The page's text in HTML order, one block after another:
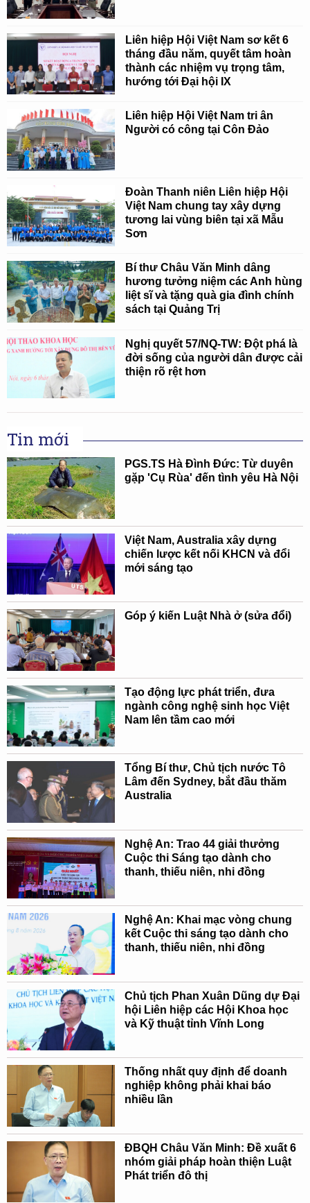
Liên hiệp Hội Việt Nam sơ kết 6
tháng đầu năm, quyết tâm hoàn
thành các nhiệm vụ trọng tâm,
hướng tới Đại hội IX
Liên hiệp Hội Việt Nam tri ân
Người có công tại Côn Đảo
Đoàn Thanh niên Liên hiệp Hội
Việt Nam chung tay xây dựng
tương lai vùng biên tại xã Mẫu
Sơn
Bí thư Châu Văn Minh dâng
hương tưởng niệm các Anh hùng
liệt sĩ và tặng quà gia đình chính
sách tại Quảng Trị
Nghị quyết 57/NQ-TW: Đột phá là
đời sống của người dân được cải
thiện rõ rệt hơn
Tin mới
PGS.TS Hà Đình Đức: Từ duyên
gặp 'Cụ Rùa' đến tình yêu Hà Nội
Việt Nam, Australia xây dựng
chiến lược kết nối KHCN và đổi
mới sáng tạo
Góp ý kiến Luật Nhà ở (sửa đổi)
Tạo động lực phát triển, đưa
ngành công nghệ sinh học Việt
Nam lên tầm cao mới
Tổng Bí thư, Chủ tịch nước Tô
Lâm đến Sydney, bắt đầu thăm
Australia
Nghệ An: Trao 44 giải thưởng
Cuộc thi Sáng tạo dành cho
thanh, thiếu niên, nhi đồng
Nghệ An: Khai mạc vòng chung
kết Cuộc thi sáng tạo dành cho
thanh, thiếu niên, nhi đồng
Chủ tịch Phan Xuân Dũng dự Đại
hội Liên hiệp các Hội Khoa học
và Kỹ thuật tỉnh Vĩnh Long
Thống nhất quy định để doanh
nghiệp không phải khai báo
nhiều lần
ĐBQH Châu Văn Minh: Đề xuất 6
nhóm giải pháp hoàn thiện Luật
Phát triển đô thị